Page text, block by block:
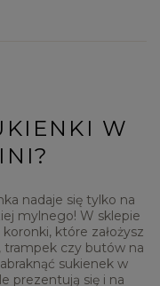
W
nadaje się tylko na
mylnego! W sklepie
które założysz
trampek czy butów na
sukienek w
prezentują się i na